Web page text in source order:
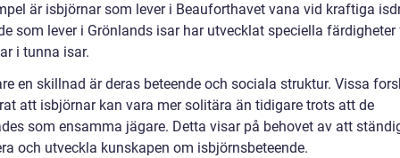
är isbjörnar som lever i Beauforthavet vana vid kraftiga
som lever i Grönlands isar har utvecklat speciella
i tunna isar.
en skillnad är deras beteende och sociala struktur. Vissa
att isbjörnar kan vara mer solitära än tidigare trots att de
som ensamma jägare. Detta visar på behovet av att
och utveckla kunskapen om isbjörnsbeteende.